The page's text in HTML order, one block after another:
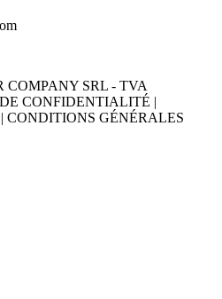
COMPANY SRL - TVA
CONFIDENTIALITÉ |
CONDITIONS GÉNÉRALES